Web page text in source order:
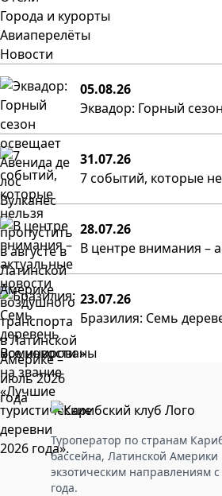
Города и курорты
Авиаперелёты
Новости
05.08.26
Эквадор: Горный
31.07.26
7 событий, которые
28.07.26
В центре внимания –
23.07.26
Бразилия: Семь
Все новости »
Туроператор по странам
бассейна, Латинской Америки
экзотическим направлениям с
года.